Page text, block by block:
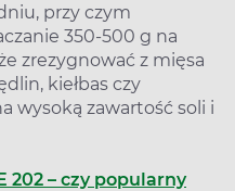
przy czym
350-500 g na
zrezygnować z mięsa
kiełbas czy
wysoką zawartość soli i
202 – czy popularny